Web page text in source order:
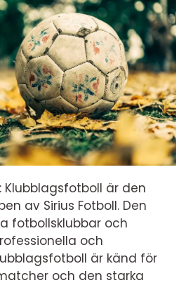
Klubblagsfotboll är den
av Sirius Fotboll. Den
fotbollsklubbar och
och
är känd för
och den starka